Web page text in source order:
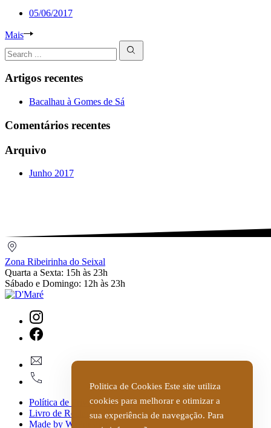
05/06/2017
Mais
Artigos recentes
Bacalhau à Gomes de Sá
Comentários recentes
Arquivo
Junho 2017
do
Seixal
Zona Ribeirinha do Seixal
Quarta a Sexta: 15h às 23h
Sábado e Domingo: 12h às 23h
New
Window
Window
Política de Privacidade
Livro de Reclamações
Made by WIPdesign
Politica de Cookies Este site utiliza
cookies para melhorar e otimizar a
sua experiência de navegação. Para